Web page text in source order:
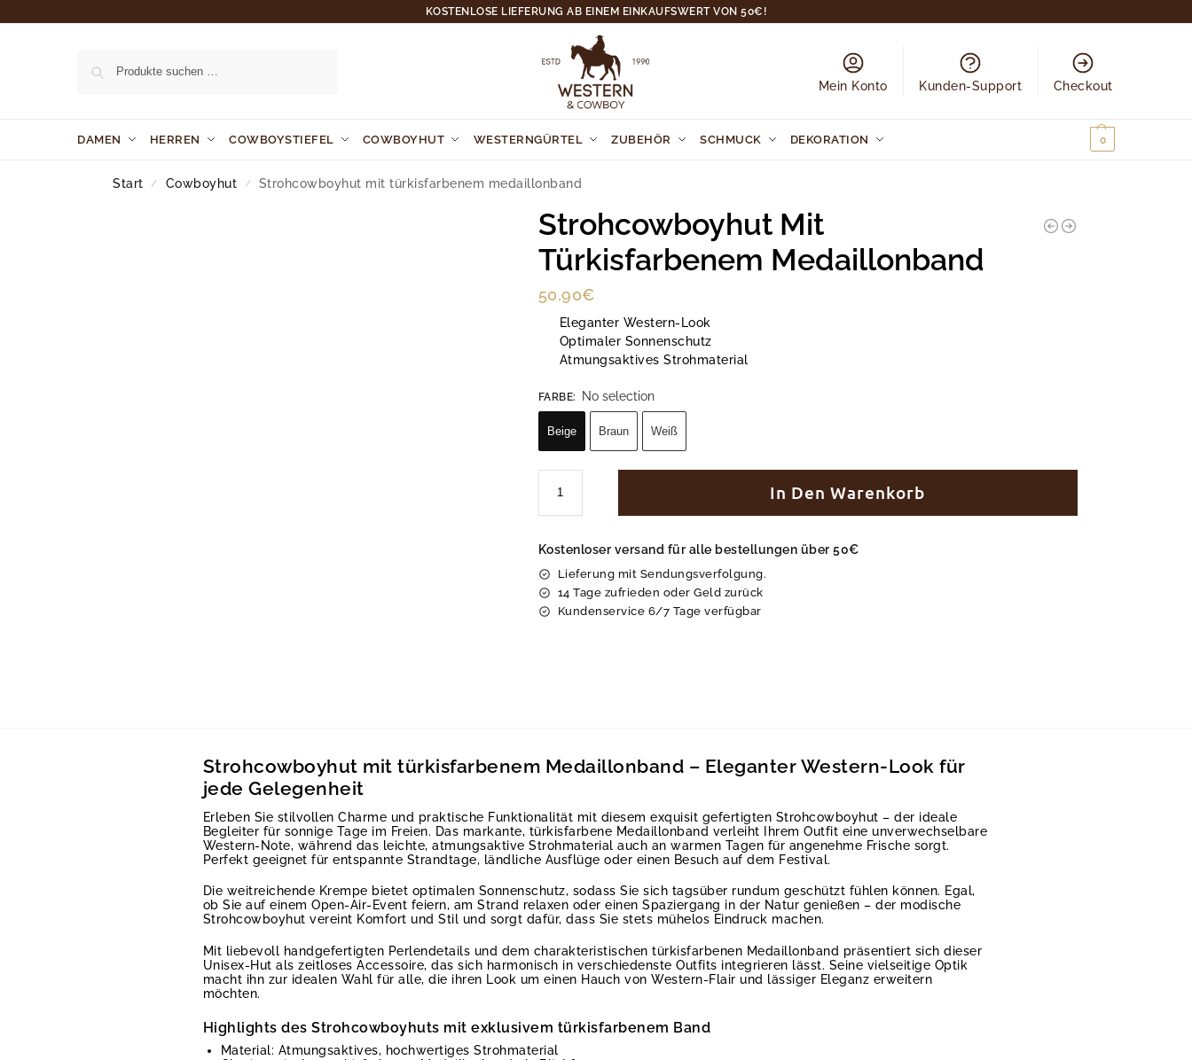
KOSTENLOSE LIEFERUNG AB EINEM EINKAUFSWERT VON 50€!
Mein Konto Kunden-Support Checkout
DAMEN HERREN COWBOYSTIEFEL COWBOYHUT WESTERNGÜRTEL ZUBEHÖR SCHMUCK DEKORATION 0
Start / Cowboyhut / Strohcowboyhut mit türkisfarbenem medaillonband
Strohcowboyhut Mit
Türkisfarbenem Medaillonband
50,90€
Eleganter Western-Look
Optimaler Sonnenschutz
Atmungsaktives Strohmaterial
FARBE: No selection
Beige Braun Weiß
In Den Warenkorb
Kostenloser versand für alle bestellungen über 50€
Lieferung mit Sendungsverfolgung.
14 Tage zufrieden oder Geld zurück
Kundenservice 6/7 Tage verfügbar
Strohcowboyhut mit türkisfarbenem Medaillonband – Eleganter Western-Look für
jede Gelegenheit
Erleben Sie stilvollen Charme und praktische Funktionalität mit diesem exquisit gefertigten Strohcowboyhut – der ideale
Begleiter für sonnige Tage im Freien. Das markante, türkisfarbene Medaillonband verleiht Ihrem Outfit eine unverwechselbare
Western-Note, während das leichte, atmungsaktive Strohmaterial auch an warmen Tagen für angenehme Frische sorgt.
Perfekt geeignet für entspannte Strandtage, ländliche Ausflüge oder einen Besuch auf dem Festival.
Die weitreichende Krempe bietet optimalen Sonnenschutz, sodass Sie sich tagsüber rundum geschützt fühlen können. Egal,
ob Sie auf einem Open-Air-Event feiern, am Strand relaxen oder einen Spaziergang in der Natur genießen – der modische
Strohcowboyhut vereint Komfort und Stil und sorgt dafür, dass Sie stets mühelos Eindruck machen.
Mit liebevoll handgefertigten Perlendetails und dem charakteristischen türkisfarbenen Medaillonband präsentiert sich dieser
Unisex-Hut als zeitloses Accessoire, das sich harmonisch in verschiedenste Outfits integrieren lässt. Seine vielseitige Optik
macht ihn zur idealen Wahl für alle, die ihren Look um einen Hauch von Western-Flair und lässiger Eleganz erweitern
möchten.
Highlights des Strohcowboyhuts mit exklusivem türkisfarbenem Band
Material: Atmungsaktives, hochwertiges Strohmaterial